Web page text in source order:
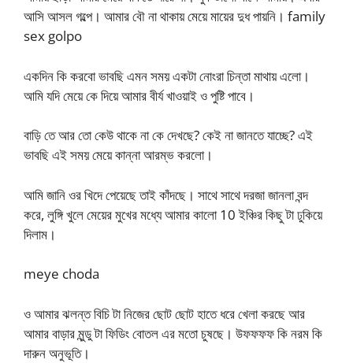
আসি আসল গল্পে। আমার বৌ না থাকায় মেয়ে মায়ের দুধ পায়নি। family
sex golpo
একদিন কি করবো ভাবছি এমন সময় একটা নোংরা চিন্তা মাথায় এলো।
আমি যদি মেয়ে কে দিয়ে আমার বীর্য খাওয়াই ও পুষ্টি পাবে।
বাড়ি তে আর তো কেউ থাকে না কে দেখছে? কেই না জানতে যাচ্ছে? এই
ভাবছি এই সময় মেয়ে কান্না আরম্ভ করলো।
আমি জানি ওর খিদে পেয়েছে তাই কাঁদছে। সাথে সাথে দরজা জানলা বন্দ
করে, লুঙ্গি খুলে মেয়ের মুখের মধ্যে আমার কালো 10 ইঞ্চির কিছু টা ঢুকিয়ে
দিলাম।
meye choda
ও আমার ঝলন্ত বিচি টা নিজের ছোট ছোট হাতে ধরে খেলা করছে আর
আমার বাড়ার মুন্ডু টা ফিডিং বোতল এর মতো চুষছে। উফফফফ কি নরম কি
দারুন অনুভূতি।